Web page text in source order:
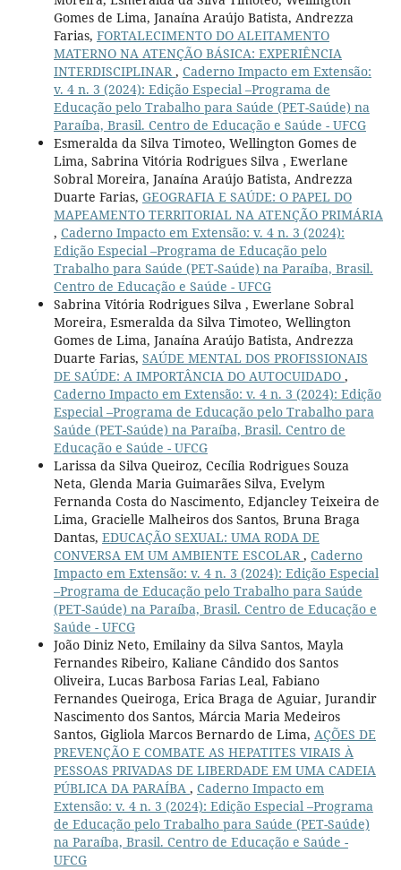
Gomes de Lima, Janaína Araújo Batista, Andrezza
Farias, FORTALECIMENTO DO ALEITAMENTO
MATERNO NA ATENÇÃO BÁSICA: EXPERIÊNCIA
INTERDISCIPLINAR, Caderno Impacto em Extensão:
v. 4 n. 3 (2024): Edição Especial –Programa de
Educação pelo Trabalho para Saúde (PET-Saúde) na
Paraíba, Brasil. Centro de Educação e Saúde - UFCG
Esmeralda da Silva Timoteo, Wellington Gomes de
Lima, Sabrina Vitória Rodrigues Silva , Ewerlane
Sobral Moreira, Janaína Araújo Batista, Andrezza
Duarte Farias, GEOGRAFIA E SAÚDE: O PAPEL DO
MAPEAMENTO TERRITORIAL NA ATENÇÃO PRIMÁRIA
, Caderno Impacto em Extensão: v. 4 n. 3 (2024):
Edição Especial –Programa de Educação pelo
Trabalho para Saúde (PET-Saúde) na Paraíba, Brasil.
Centro de Educação e Saúde - UFCG
Sabrina Vitória Rodrigues Silva , Ewerlane Sobral
Moreira, Esmeralda da Silva Timoteo, Wellington
Gomes de Lima, Janaína Araújo Batista, Andrezza
Duarte Farias, SAÚDE MENTAL DOS PROFISSIONAIS
DE SAÚDE: A IMPORTÂNCIA DO AUTOCUIDADO ,
Caderno Impacto em Extensão: v. 4 n. 3 (2024): Edição
Especial –Programa de Educação pelo Trabalho para
Saúde (PET-Saúde) na Paraíba, Brasil. Centro de
Educação e Saúde - UFCG
Larissa da Silva Queiroz, Cecília Rodrigues Souza
Neta, Glenda Maria Guimarães Silva, Evelym
Fernanda Costa do Nascimento, Edjancley Teixeira de
Lima, Gracielle Malheiros dos Santos, Bruna Braga
Dantas, EDUCAÇÃO SEXUAL: UMA RODA DE
CONVERSA EM UM AMBIENTE ESCOLAR, Caderno
Impacto em Extensão: v. 4 n. 3 (2024): Edição Especial
–Programa de Educação pelo Trabalho para Saúde
(PET-Saúde) na Paraíba, Brasil. Centro de Educação e
Saúde - UFCG
João Diniz Neto, Emilainy da Silva Santos, Mayla
Fernandes Ribeiro, Kaliane Cândido dos Santos
Oliveira, Lucas Barbosa Farias Leal, Fabiano
Fernandes Queiroga, Erica Braga de Aguiar, Jurandir
Nascimento dos Santos, Márcia Maria Medeiros
Santos, Gigliola Marcos Bernardo de Lima, AÇÕES DE
PREVENÇÃO E COMBATE AS HEPATITES VIRAIS À
PESSOAS PRIVADAS DE LIBERDADE EM UMA CADEIA
PÚBLICA DA PARAÍBA , Caderno Impacto em
Extensão: v. 4 n. 3 (2024): Edição Especial –Programa
de Educação pelo Trabalho para Saúde (PET-Saúde)
na Paraíba, Brasil. Centro de Educação e Saúde -
UFCG